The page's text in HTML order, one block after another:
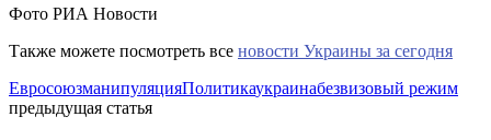
Фото РИА Новости
Также можете посмотреть все новости Украины за сегодня
ЕвросоюзманипуляцияПолитикаукраинабезвизовый режим
предыдущая статья